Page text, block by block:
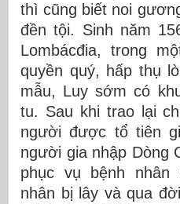
thì cũng biết noi
đền tội. Sinh năm
Lombácđia, trong
quyền quý, hấp thụ
mẫu, Luy sớm có
tu. Sau khi trao lại
người được tổ tiên
người gia nhập Dòng
phục vụ bệnh nhân
nhân bị lây và qua